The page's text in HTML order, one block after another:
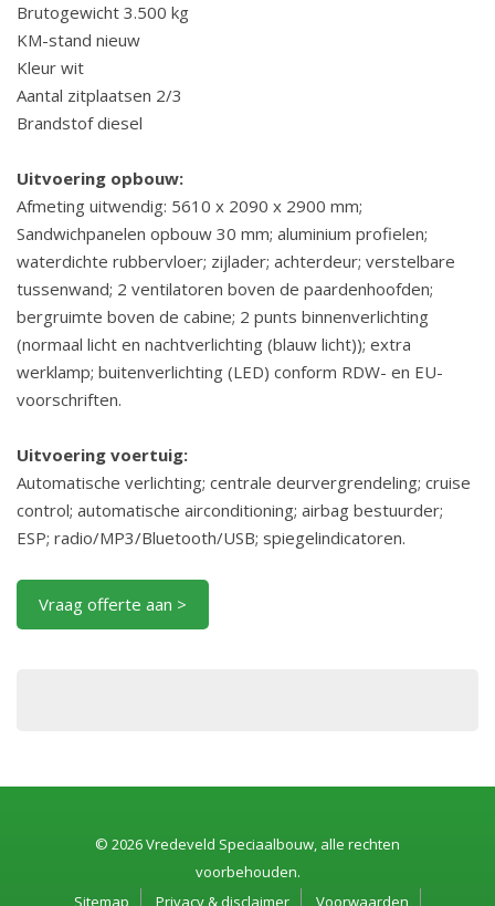
Brutogewicht 3.500 kg
KM-stand nieuw
Kleur wit
Aantal zitplaatsen 2/3
Brandstof diesel
Uitvoering opbouw:
Afmeting uitwendig: 5610 x 2090 x 2900 mm;
Sandwichpanelen opbouw 30 mm; aluminium profielen;
waterdichte rubbervloer; zijlader; achterdeur; verstelbare
tussenwand; 2 ventilatoren boven de paardenhoofden;
bergruimte boven de cabine; 2 punts binnenverlichting
(normaal licht en nachtverlichting (blauw licht)); extra
werklamp; buitenverlichting (LED) conform RDW- en EU-
voorschriften.
Uitvoering voertuig:
Automatische verlichting; centrale deurvergrendeling; cruise
control; automatische airconditioning; airbag bestuurder;
ESP; radio/MP3/Bluetooth/USB; spiegelindicatoren.
Vraag offerte aan >
© 2026 Vredeveld Speciaalbouw, alle rechten
voorbehouden.
Sitemap
Privacy & disclaimer Voorwaarden